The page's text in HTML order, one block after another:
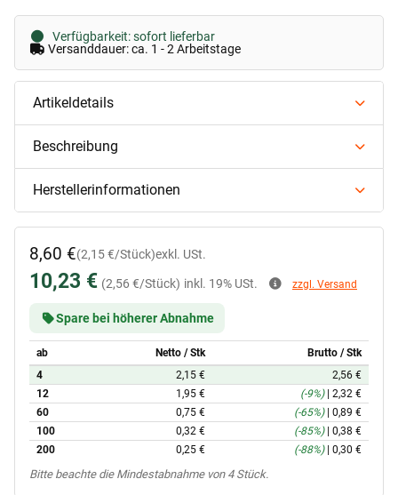
Verfügbarkeit: sofort lieferbar
Versanddauer: ca. 1 - 2 Arbeitstage
Artikeldetails
Beschreibung
Herstellerinformationen
8,60 €(2,15 €/Stück)exkl. USt.
10,23 € (2,56 €/Stück) inkl. 19% USt. zzgl. Versand
Spare bei höherer Abnahme
ab Netto / Stk
Brutto / Stk
4
2,15 €
2,56 €
12
1,95 € (-9%) 2,32 €
60
0,75 € (-65%) 0,89 €
100
0,32 € (-85%) 0,38 €
200
0,25 € (-88%) 0,30 €
xBitte beachte die Mindestabnahme von 4 Stück.